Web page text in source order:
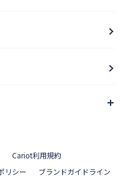
Cariot利用規約
リシー ブランドガイドライン